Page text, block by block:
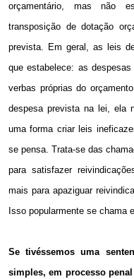
orçamentário, mas não
transposição de dotação
prevista. Em geral, as leis
que estabelece: as
verbas próprias do
despesa prevista na lei, ela
uma forma criar leis
se pensa. Trata-se das
para satisfazer
mais para apaziguar
Isso popularmente se chama
Se tivéssemos uma
simples, em processo